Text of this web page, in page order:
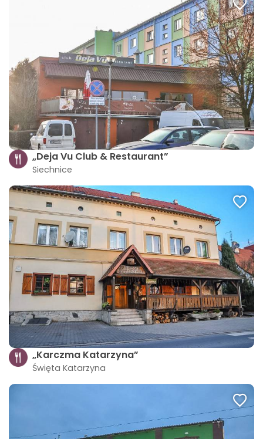
„Deja Vu Club & Restaurant”
Siechnice
„Karczma Katarzyna”
Święta Katarzyna